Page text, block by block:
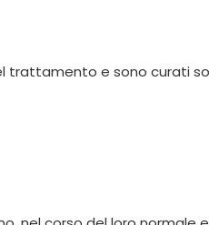
trattamento e sono curati